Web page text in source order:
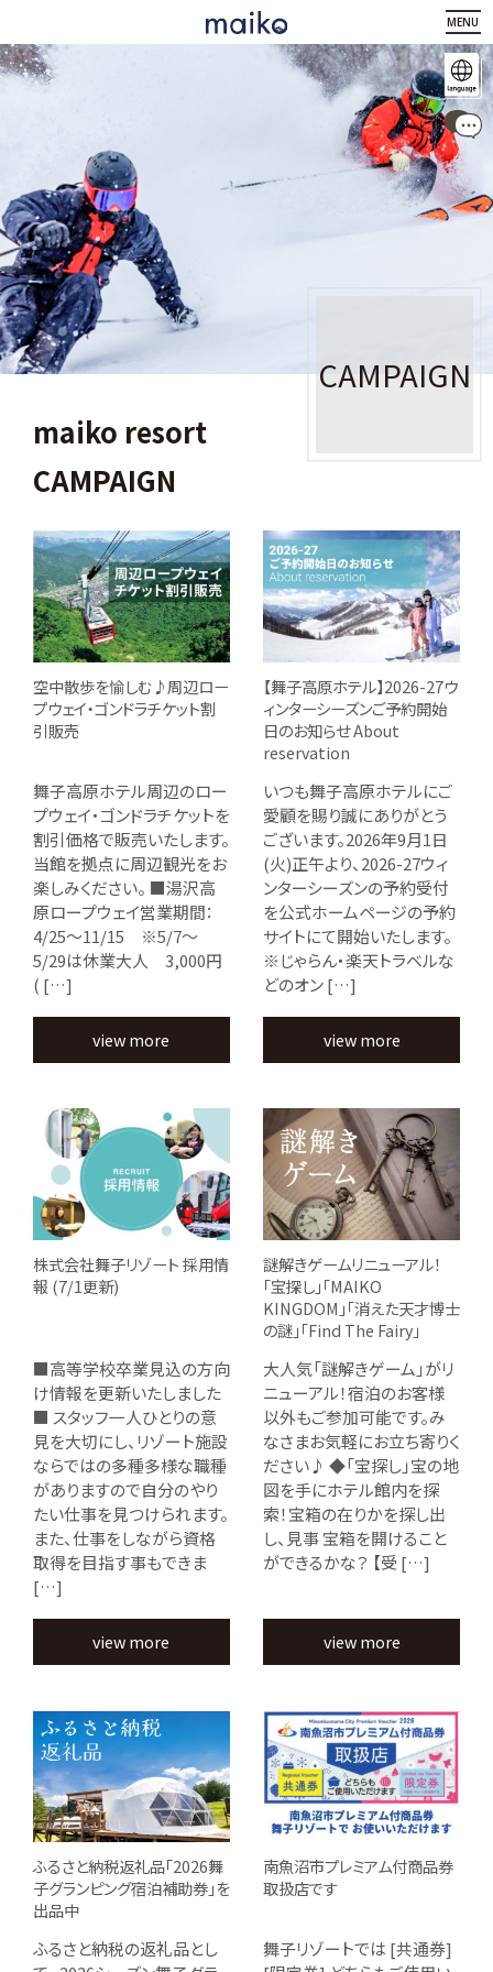
MENU
CAMPAIGN
maiko resort
CAMPAIGN
空中散歩を愉しむ♪周辺ロー
プウェイ・ゴンドラチケット割
引販売
舞子高原ホテル周辺のロー
プウェイ・ゴンドラチケットを
割引価格で販売いたします。
当館を拠点に周辺観光をお
楽しみください。 ■湯沢高
原ロープウェイ営業期間：
4/25～11/15 ※5/7～
5/29は休業大人 3,000円
( […]
view more
【舞子高原ホテル】2026-27ウ
ィンターシーズンご予約開始
日のお知らせ About
reservation
いつも舞子高原ホテルにご
愛顧を賜り誠にありがとう
ございます。2026年9月1日
(火)正午より、2026-27ウィ
ンターシーズンの予約受付
を公式ホームページの予約
サイトにて開始いたします。
※じゃらん・楽天トラベルな
どのオン […]
view more
株式会社舞子リゾート 採用情
報 (7/1更新)
■高等学校卒業見込の方向
け情報を更新いたしました
■ スタッフ一人ひとりの意
見を大切にし、リゾート施設
ならではの多種多様な職種
がありますので自分のやり
たい仕事を見つけられます。
また、仕事をしながら資格
取得を目指す事もできま
[…]
view more
謎解きゲームリニューアル！
「宝探し」「MAIKO
KINGDOM」「消えた天才博士
の謎」「Find The Fairy」
大人気「謎解きゲーム」がリ
ニューアル！宿泊のお客様
以外もご参加可能です。み
なさまお気軽にお立ち寄りく
ださい♪ ◆「宝探し」宝の地
図を手にホテル館内を探
索！宝箱の在りかを探し出
し、見事 宝箱を開けること
ができるかな？ 【受 […]
view more
ふるさと納税返礼品「2026舞
子グランピング宿泊補助券」を
出品中
ふるさと納税の返礼品とし
南魚沼市プレミアム付商品券
取扱店です
舞子リゾートでは [共通券]